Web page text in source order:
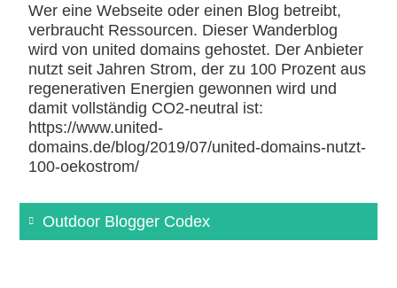
Wer eine Webseite oder einen Blog betreibt,
verbraucht Ressourcen. Dieser Wanderblog
wird von united domains gehostet. Der Anbieter
nutzt seit Jahren Strom, der zu 100 Prozent aus
regenerativen Energien gewonnen wird und
damit vollständig CO2-neutral ist:
https://www.united-
domains.de/blog/2019/07/united-domains-nutzt-
100-oekostrom/
Outdoor Blogger Codex